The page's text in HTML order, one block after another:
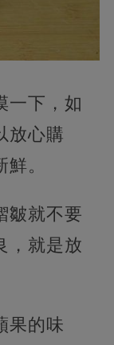
一下，如
放心購
。
皺就不要
，就是放
果的味